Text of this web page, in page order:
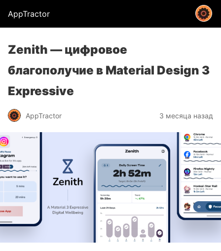
AppTractor
Zenith — цифровое
благополучие в Material Design 3
Expressive
AppTractor 3 месяца назад